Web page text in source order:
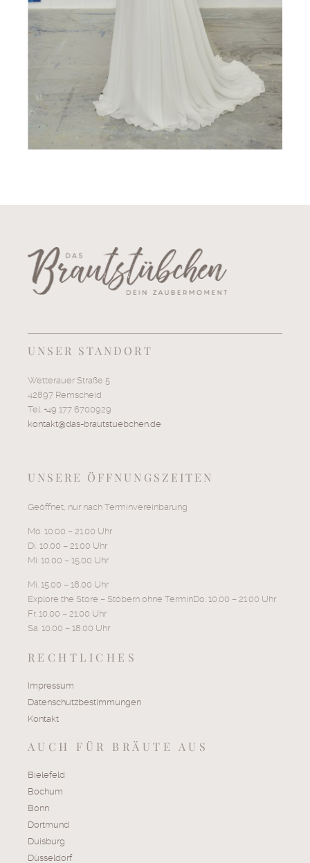
UNSER STANDORT
Wetterauer Straße 5
42897 Remscheid
Tel. +49 177 6700929
kontakt@das-brautstuebchen.de
UNSERE ÖFFNUNGSZEITEN
Geöffnet, nur nach Terminvereinbarung
Mo. 10.00 – 21.00 Uhr
Di. 10.00 – 21.00 Uhr
Mi. 10.00 – 15.00 Uhr
Mi. 15.00 – 18.00 Uhr
Explore the Store – Stöbern ohne TerminDo. 10.00 – 21.00 Uhr
Fr. 10.00 – 21.00 Uhr
Sa. 10.00 – 18.00 Uhr
RECHTLICHES
Impressum
Datenschutzbestimmungen
Kontakt
AUCH FÜR BRÄUTE AUS
Bielefeld
Bochum
Bonn
Dortmund
Duisburg
Düsseldorf